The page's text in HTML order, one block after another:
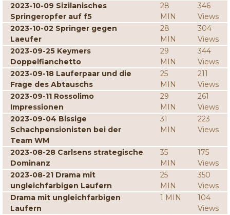
2023-10-09 Sizilanisches
Springeropfer auf f5
28
MIN
346
Views
2023-10-02 Springer gegen
Laeufer
28
MIN
304
Views
2023-09-25 Keymers
Doppelfianchetto
29
MIN
344
Views
2023-09-18 Lauferpaar und die
Frage des Abtauschs
25
MIN
211
Views
2023-09-11 Rossolimo
Impressionen
29
MIN
261
Views
2023-09-04 Bissige
Schachpensionisten bei der
Team WM
31
MIN
223
Views
2023-08-28 Carlsens strategische
Dominanz
35
MIN
175
Views
2023-08-21 Drama mit
ungleichfarbigen Laufern
25
MIN
350
Views
Drama mit ungleichfarbigen
Laufern
1 MIN
104
Views